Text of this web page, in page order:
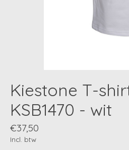
Kiestone T-
KSB1470 - wit
€37,50
Incl. btw